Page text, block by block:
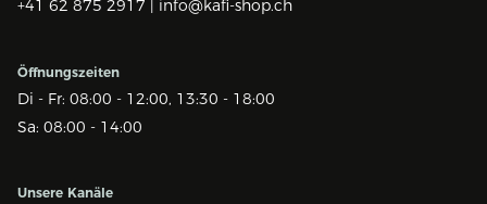
+41 62 875 2917 | info@kafi-shop.ch
Öffnungszeiten
Di - Fr: 08:00 - 12:00, 13:30 - 18:00
Sa: 08:00 - 14:00
Unsere Kanäle